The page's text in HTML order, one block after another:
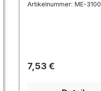
Artikelnummer: ME-3100
Regulärer Preis:
7,53 €